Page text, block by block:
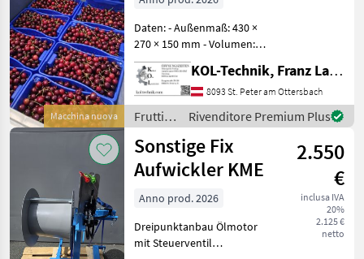
134
CM92
Combi
Mostra
tutti
MARKETPLACE
Marketplace
Offerte dei
rivenditori
Annunci
Macchina nuova
Daten: - Außenmaß: 430 ×
270 × 150 mm - Volumen:
für ca. 5 kg
Kirschen/Zwetschgen
geeignet - Eigengewicht: 540
g - Seiten: durchbrochen -
Boden: durchbrochen -
KOL-Technik, Franz Lampl-Küssner
8093 St. Peter am Ottersbach
Frutticoltura
/
Sonstige
Rivenditore Premium Plus
Sonstige Fix
Aufwickler KME
2.550
€
inclusa IVA
20%
2.125 €
netto
Anno prod. 2026
Dreipunktanbau Ölmotor
mit Steuerventil